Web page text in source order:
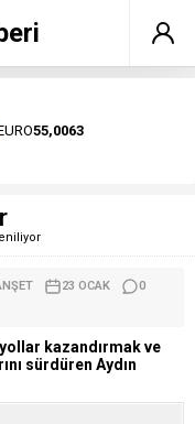
55,0063
23 OCAK
0
kazandırmak ve
sürdüren Aydın